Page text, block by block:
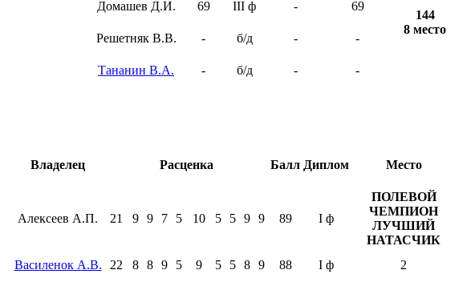
144
8 место
Домашев Д.И. 69 III ф - 69
Решетняк В.В. - б/д - -
Тананин В.А. - б/д - -
Владелец Расценка Балл Диплом Место
Алексеев А.П. 21 9 9 7 5 10 5 5 9 9 89 I ф
ПОЛЕВОЙ
ЧЕМПИОН
ЛУЧШИЙ
НАТАСЧИК
Василенок А.В. 22 8 8 9 5 9 5 5 8 9 88 I ф 2